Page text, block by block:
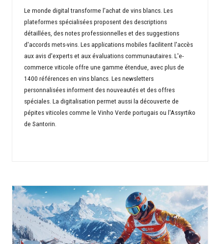
Le monde digital transforme l'achat de vins blancs. Les
plateformes spécialisées proposent des descriptions
détaillées, des notes professionnelles et des suggestions
d'accords mets-vins. Les applications mobiles facilitent l'accès
aux avis d'experts et aux évaluations communautaires. L'e-
commerce viticole offre une gamme étendue, avec plus de
1400 références en vins blancs. Les newsletters
personnalisées informent des nouveautés et des offres
spéciales. La digitalisation permet aussi la découverte de
pépites viticoles comme le Vinho Verde portugais ou l'Assyrtiko
de Santorin.